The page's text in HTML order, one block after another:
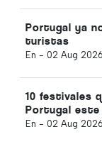
Portugal ya
turistas
En - 02 Aug 2026
10 festivales
Portugal
En - 02 Aug 2026